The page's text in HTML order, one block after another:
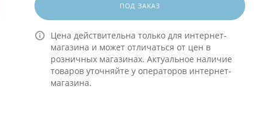
ПОД ЗАКАЗ
Цена действительна только для интернет-
магазина и может отличаться от цен в
розничных магазинах. Актуальное наличие
товаров уточняйте у операторов интернет-
магазина.